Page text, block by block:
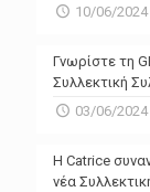
10/06/2024
Γνωρίστε τη
Συλλεκτική
03/06/2024
Η Catrice
νέα